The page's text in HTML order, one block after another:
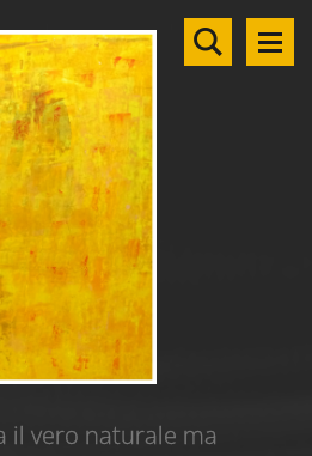
il vero naturale ma